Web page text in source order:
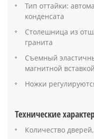
Тип оттайки:
конденсата
Столешница из
гранита
Съемный
магнитной вставкой
Ножки
Технические
Количество